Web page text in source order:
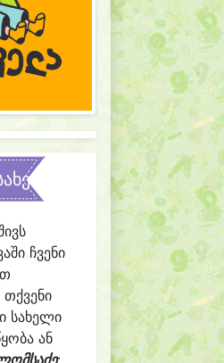
შერჩევაში
ჩვენი
სახელი
ან
: